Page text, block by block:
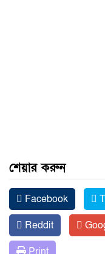
শেয়ার করুন
Facebook
Reddit